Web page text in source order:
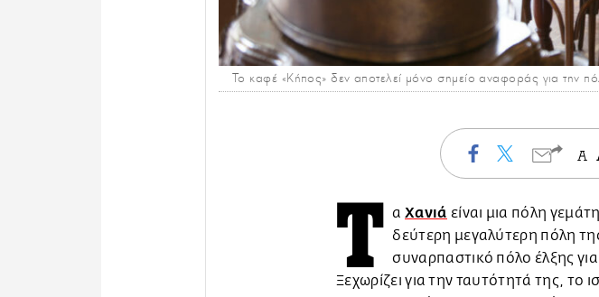
Το καφέ «Κήπος» δεν αποτελεί μόνο σημείο αναφοράς για την
Τ α Χανιά είναι μια πόλη
δεύτερη μεγαλύτερη πόλη
συναρπαστικό πόλο έλξης για
Ξεχωρίζει για την ταυτότητά της, το